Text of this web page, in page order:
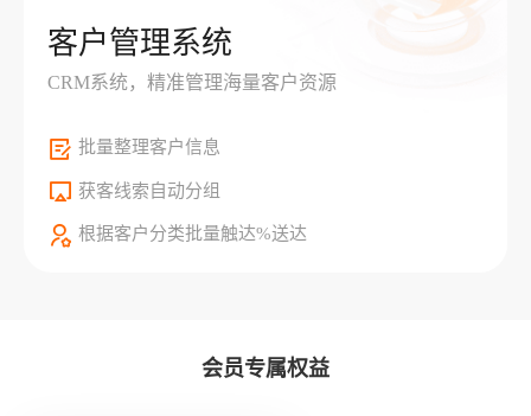
客户管理系统
CRM系统，精准管理海量客户资源
批量整理客户信息
获客线索自动分组
根据客户分类批量触达%送达
会员专属权益